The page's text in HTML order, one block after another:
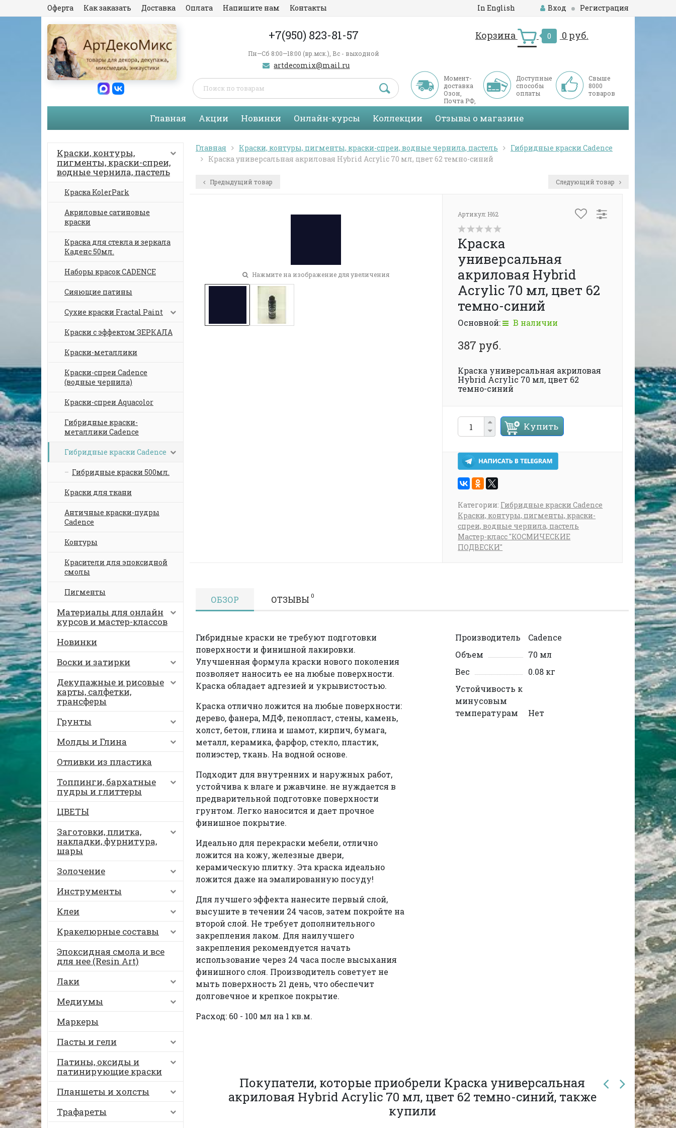
Оферта Как заказать Доставка Оплата Напишите нам Контакты In English Вход Регистрация
+7(950) 823-81-57
Пн—Сб 8:00—18:00 (вр.мск.), Вс - выходной
artdecomix@mail.ru
Корзина 0 0 руб.
Момент-
доставка
Озон,
Почта РФ,
СДЭК
Доступные
способы
оплаты
Свыше
8000
товаров
Главная Акции Новинки Онлайн-курсы Коллекции Отзывы о магазине
Краски, контуры,
пигменты, краски-спреи,
водные чернила, пастель
Краска KolerPark
Акриловые сатиновые
краски
Краска для стекла и зеркала
Каденс 50мл.
Наборы красок CADENCE
Сияющие патины
Сухие краски Fractal Paint
Краски с эффектом ЗЕРКАЛА
Краски-металлики
Краски-спреи Cadence
(водные чернила)
Краски-спреи Aquacolor
Гибридные краски-
металлики Cadence
Гибридные краски Cadence
Гибридные краски 500мл.
Краски для ткани
Античные краски-пудры
Cadence
Контуры
Красители для эпоксидной
смолы
Пигменты
Материалы для онлайн
курсов и мастер-классов
Новинки
Воски и затирки
Декупажные и рисовые
карты, салфетки,
трансферы
Грунты
Молды и Глина
Отливки из пластика
Топпинги, бархатные
пудры и глиттеры
ЦВЕТЫ
Заготовки, плитка,
накладки, фурнитура,
шары
Золочение
Инструменты
Клеи
Кракелюрные составы
Эпоксидная смола и все
для нее (Resin Art)
Лаки
Медиумы
Маркеры
Пасты и гели
Патины, оксиды и
патинирующие краски
Планшеты и холсты
Трафареты
Главная Краски, контуры, пигменты, краски-спреи, водные чернила, пастель
Гибридные краски Cadence
Краска универсальная акриловая Hybrid Acrylic 70 мл, цвет 62 темно-синий
Предыдущий товар Следующий товар
Нажмите на изображение для увеличения
Артикул: H62
Краска
универсальная
акриловая Hybrid
Acrylic 70 мл, цвет 62
темно-синий
Основной: В наличии
387 руб.
Краска универсальная акриловая
Hybrid Acrylic 70 мл, цвет 62
темно-синий
Купить
Категории: Гибридные краски Cadence
Краски, контуры, пигменты, краски-
спреи, водные чернила, пастель
Мастер-класс "КОСМИЧЕСКИЕ
ПОДВЕСКИ"
ОБЗОР ОТЗЫВЫ 0
Гибридные краски не требуют подготовки
поверхности и финишной лакировки.
Улучшенная формула краски нового поколения
позволяет наносить ее на любые поверхности.
Краска обладает адгезией и укрывистостью.
Краска отлично ложится на любые поверхности:
дерево, фанера, МДФ, пенопласт, стены, камень,
холст, бетон, глина и шамот, кирпич, бумага,
металл, керамика, фарфор, стекло, пластик,
полиэстер, ткань. На водной основе.
Подходит для внутренних и наружных работ,
устойчива к влаге и ржавчине. не нуждается в
предварительной подготовке поверхности
грунтом. Легко наносится и дает прочное
финишное покрытие.
Идеально для перекраски мебели, отлично
ложится на кожу, железные двери,
керамическую плитку. Эта краска идеально
ложится даже на эмалированную посуду!
Для лучшего эффекта нанесите первый слой,
высушите в течении 24 часов, затем покройте на
второй слой. Не требует дополнительного
закрепления лаком. Для наилучшего
закрепления рекомендуется начать
использование через 24 часа после высыхания
финишного слоя. Производитель советует не
мыть поверхность 21 день, что обеспечит
долговечное и крепкое покрытие.
Расход: 60 - 100 мл на 1 кв.м.
Производитель
Cadence
Объем
70 мл
Вес
0.08 кг
Устойчивость к
минусовым
температурам
Нет
Покупатели, которые приобрели Краска универсальная
акриловая Hybrid Acrylic 70 мл, цвет 62 темно-синий, также
купили